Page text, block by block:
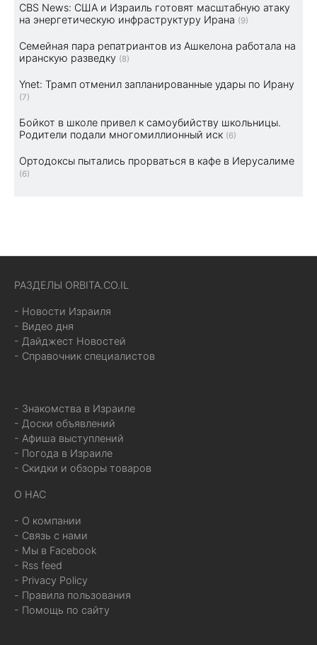
CBS News: США и Израиль готовят масштабную атаку
на энергетическую инфраструктуру Ирана (9)
Семейная пара репатриантов из Ашкелона работала на
иранскую разведку (8)
Ynet: Трамп отменил запланированные удары по Ирану
(7)
Бойкот в школе привел к самоубийству школьницы.
Родители подали многомиллионный иск (6)
Ортодоксы пытались прорваться в кафе в Иерусалиме
(6)
РАЗДЕЛЫ ORBITA.CO.IL
- Новости Израиля
- Видео дня
- Дайджест Новостей
- Справочник специалистов
- Знакомства в Израиле
- Доски объявлений
- Афиша выступлений
- Погода в Израиле
- Скидки и обзоры товаров
О НАС
- О компании
- Связь с нами
- Мы в Facebook
- Rss feed
- Privacy Policy
- Правила пользования
- Помощь по сайту